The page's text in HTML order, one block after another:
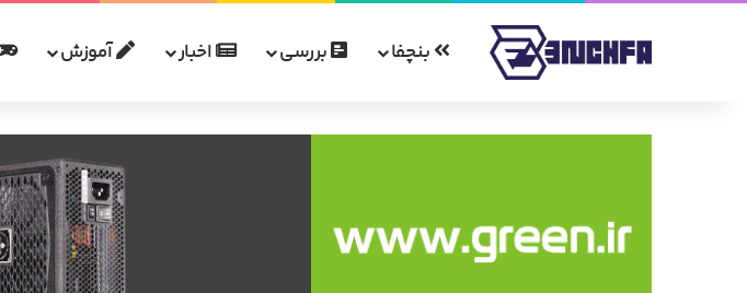
بنچفا بررسی اخبار آموزش